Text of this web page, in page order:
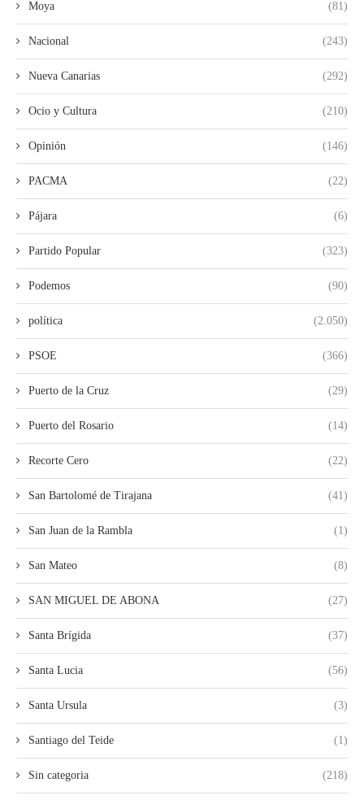
Moya (81)
Nacional (243)
Nueva Canarias (292)
Ocio y Cultura (210)
Opinión (146)
PACMA (22)
Pájara (6)
Partido Popular (323)
Podemos (90)
política (2.050)
PSOE (366)
Puerto de la Cruz (29)
Puerto del Rosario (14)
Recorte Cero (22)
San Bartolomé de Tirajana (41)
San Juan de la Rambla (1)
San Mateo (8)
SAN MIGUEL DE ABONA (27)
Santa Brígida (37)
Santa Lucia (56)
Santa Ursula (3)
Santiago del Teide (1)
Sin categoria (218)